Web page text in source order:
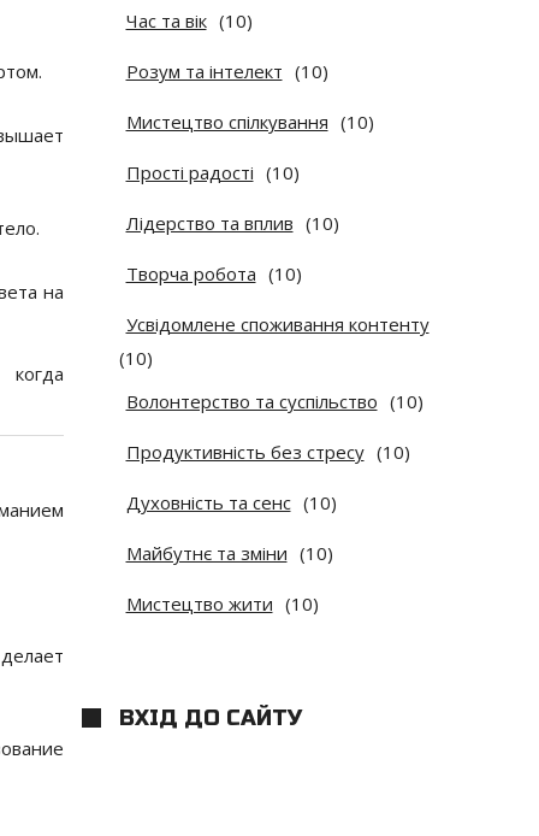
на
Час та вік (10)
Розум та інтелект (10)
Мистецтво спілкування (10)
Прості радості (10)
Лідерство та вплив (10)
Творча робота (10)
Усвідомлене споживання контенту
(10)
Волонтерство та суспільство (10)
Продуктивність без стресу (10)
Духовність та сенс (10)
Майбутнє та зміни (10)
Мистецтво жити (10)
ВХІД ДО САЙТУ